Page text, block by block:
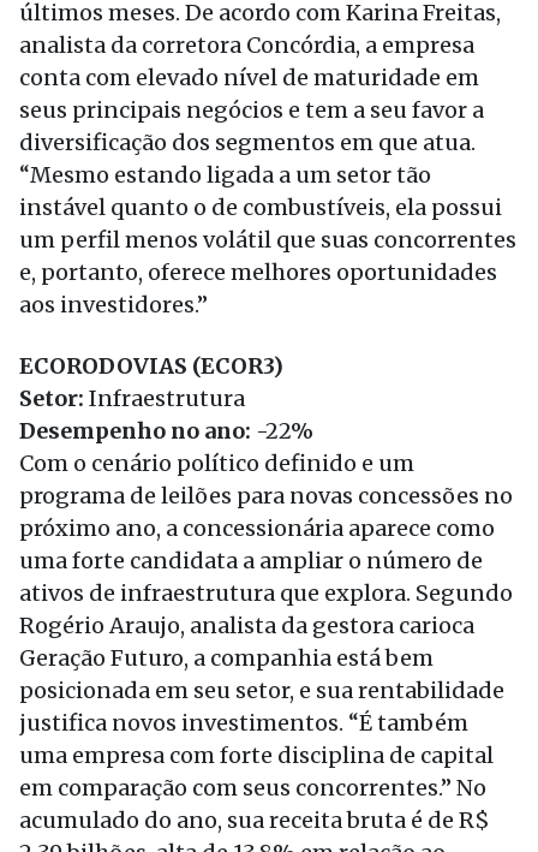
últimos meses. De acordo com Karina Freitas,
analista da corretora Concórdia, a empresa
conta com elevado nível de maturidade em
seus principais negócios e tem a seu favor a
diversificação dos segmentos em que atua.
“Mesmo estando ligada a um setor tão
instável quanto o de combustíveis, ela possui
um perfil menos volátil que suas concorrentes
e, portanto, oferece melhores oportunidades
aos investidores.”
ECORODOVIAS (ECOR3)
Setor: Infraestrutura
Desempenho no ano: -22%
Com o cenário político definido e um
programa de leilões para novas concessões no
próximo ano, a concessionária aparece como
uma forte candidata a ampliar o número de
ativos de infraestrutura que explora. Segundo
Rogério Araujo, analista da gestora carioca
Geração Futuro, a companhia está bem
posicionada em seu setor, e sua rentabilidade
justifica novos investimentos. “É também
uma empresa com forte disciplina de capital
em comparação com seus concorrentes.” No
acumulado do ano, sua receita bruta é de R$